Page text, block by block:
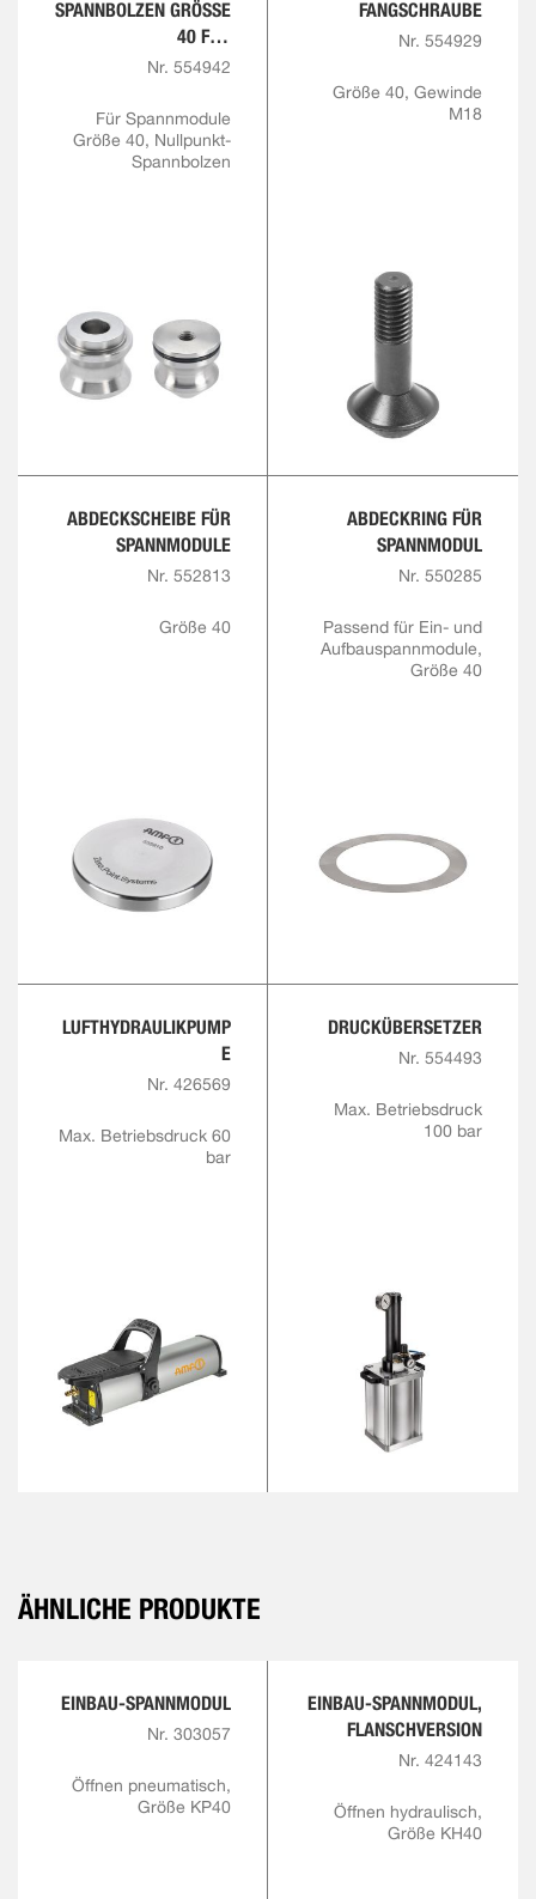
SPANNBOLZEN GRÖSSE 4
0 FÜR F
ANGSCHRAUBE M18
Nr. 554942
Für Spannmodule
Größe 40, Nullpunkt-
Spannbolzen
FANGSCHRAUBE
Nr. 554929
Größe 40, Gewinde
M18
ABDECKSCHEIBE FÜR
SPANNMODULE
Nr. 552813
Größe 40
ABDECKRING FÜR
SPANNMODUL
Nr. 550285
Passend für Ein- und
Aufbauspannmodule,
Größe 40
LUFTHYDRAULIKPUMP
E
Nr. 426569
Max. Betriebsdruck 60
bar
DRUCKÜBERSETZER
Nr. 554493
Max. Betriebsdruck
100 bar
ÄHNLICHE PRODUKTE
EINBAU-SPANNMODUL
Nr. 303057
Öffnen pneumatisch,
Größe KP40
EINBAU-SPANNMODUL,
FLANSCHVERSION
Nr. 424143
Öffnen hydraulisch,
Größe KH40